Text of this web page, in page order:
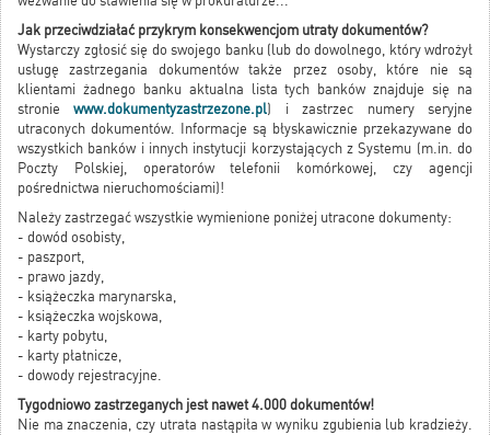
Jak przeciwdziałać przykrym konsekwencjom utraty dokumentów?
Wystarczy zgłosić się do swojego banku (lub do dowolnego, który wdrożył
usługę zastrzegania dokumentów także przez osoby, które nie są
klientami żadnego banku aktualna lista tych banków znajduje się na
stroniewww.dokumentyzastrzezone.pl) i zastrzec numery seryjne
utraconych dokumentów. Informacje są błyskawicznie przekazywane do
wszystkich banków i innych instytucji korzystających z Systemu (m.in. do
Poczty Polskiej, operatorów telefonii komórkowej, czy agencji
pośrednictwa nieruchomościami)!
Należy zastrzegać wszystkie wymienione poniżej utracone dokumenty:
- dowód osobisty,
- paszport,
- prawo jazdy,
- książeczka marynarska,
- książeczka wojskowa,
- karty pobytu,
- karty płatnicze,
- dowody rejestracyjne.
Tygodniowo zastrzeganych jest nawet 4.000 dokumentów!
Nie ma znaczenia, czy utrata nastąpiła w wyniku zgubienia lub kradzieży.